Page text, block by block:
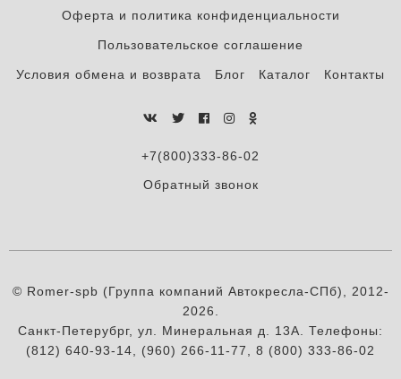
Оферта и политика конфиденциальности
Пользовательское соглашение
Условия обмена и возврата Блог Каталог Контакты
+7(800)333-86-02
Обратный звонок
© Romer-spb (Группа компаний Автокресла-СПб), 2012-
2026.
Санкт-Петерубрг, ул. Минеральная д. 13А. Телефоны:
(812) 640-93-14, (960) 266-11-77, 8 (800) 333-86-02